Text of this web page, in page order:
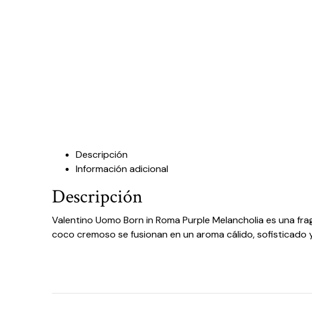
Descripción
Información adicional
Descripción
Valentino Uomo Born in Roma Purple Melancholia es una
coco cremoso se fusionan en un aroma cálido,